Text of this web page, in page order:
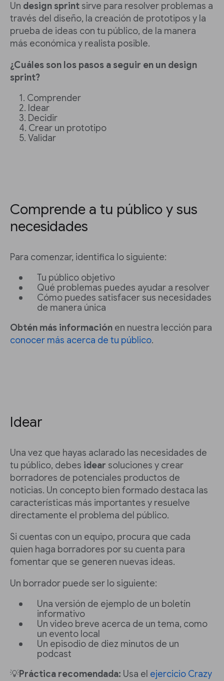
Un design sprint sirve para resolver problemas a
través del diseño, la creación de prototipos y la
prueba de ideas con tu público, de la manera
más económica y realista posible.
¿Cuáles son los pasos a seguir en un design
sprint?
Comprender
Idear
Decidir
Crear un prototipo
Validar
Comprende a tu público y sus
necesidades
Para comenzar, identifica lo siguiente:
Tu público objetivo
Qué problemas puedes ayudar a resolver
Cómo puedes satisfacer sus necesidades
de manera única
Obtén más información en nuestra lección para
conocer más acerca de tu público.
Idear
Una vez que hayas aclarado las necesidades de
tu público, debes idear soluciones y crear
borradores de potenciales productos de
noticias. Un concepto bien formado destaca las
características más importantes y resuelve
directamente el problema del público.
Si cuentas con un equipo, procura que cada
quien haga borradores por su cuenta para
fomentar que se generen nuevas ideas.
Un borrador puede ser lo siguiente:
Una versión de ejemplo de un boletín
informativo
Un video breve acerca de un tema, como
un evento local
Un episodio de diez minutos de un
podcast
💡Práctica recomendada: Usa el ejercicio Crazy